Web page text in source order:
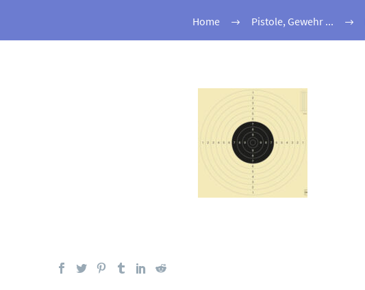
Home Pistole, Gewehr ...